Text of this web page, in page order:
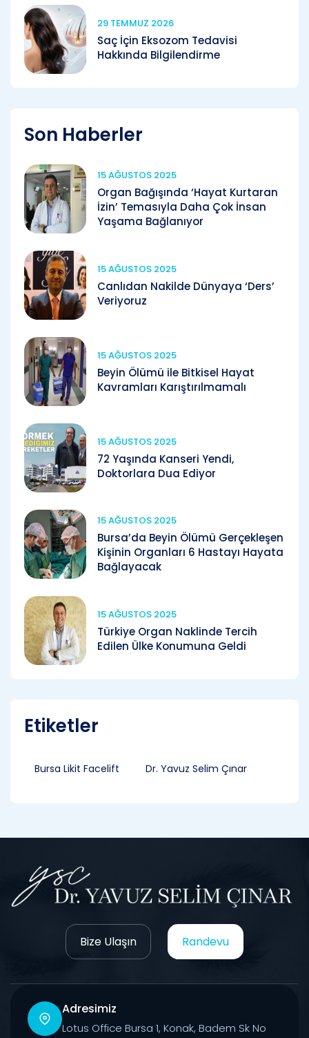
29 TEMMUZ 2026
Saç İçin Eksozom Tedavisi
Hakkında Bilgilendirme
Son Haberler
15 AĞUSTOS 2025
Organ Bağışında ‘Hayat Kurtaran
İzin’ Temasıyla Daha Çok İnsan
Yaşama Bağlanıyor
15 AĞUSTOS 2025
Canlıdan Nakilde Dünyaya ‘Ders’
Veriyoruz
15 AĞUSTOS 2025
Beyin Ölümü ile Bitkisel Hayat
Kavramları Karıştırılmamalı
15 AĞUSTOS 2025
72 Yaşında Kanseri Yendi,
Doktorlara Dua Ediyor
15 AĞUSTOS 2025
Bursa’da Beyin Ölümü Gerçekleşen
Kişinin Organları 6 Hastayı Hayata
Bağlayacak
15 AĞUSTOS 2025
Türkiye Organ Naklinde Tercih
Edilen Ülke Konumuna Geldi
Etiketler
Bursa Likit Facelift Dr. Yavuz Selim Çınar
Bize Ulaşın Randevu
Adresimiz
Lotus Office Bursa 1, Konak, Badem Sk No